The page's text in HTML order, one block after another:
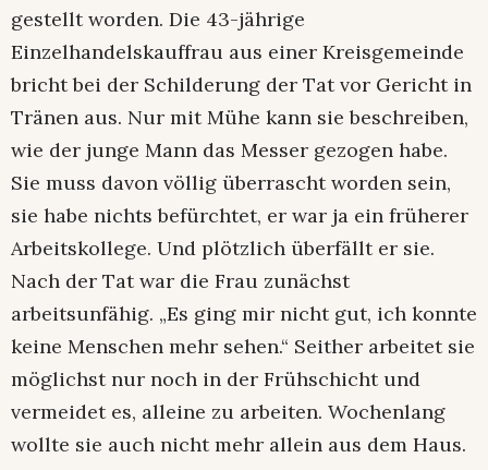
gestellt worden. Die 43-jährige
Einzelhandelskauffrau aus einer Kreisgemeinde
bricht bei der Schilderung der Tat vor Gericht in
Tränen aus. Nur mit Mühe kann sie beschreiben,
wie der junge Mann das Messer gezogen habe.
Sie muss davon völlig überrascht worden sein,
sie habe nichts befürchtet, er war ja ein früherer
Arbeitskollege. Und plötzlich überfällt er sie.
Nach der Tat war die Frau zunächst
arbeitsunfähig. „Es ging mir nicht gut, ich konnte
keine Menschen mehr sehen.“ Seither arbeitet sie
möglichst nur noch in der Frühschicht und
vermeidet es, alleine zu arbeiten. Wochenlang
wollte sie auch nicht mehr allein aus dem Haus.